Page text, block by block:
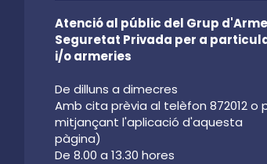
Atenció al públic del Grup
Seguretat Privada per a
i/o armeries
De dilluns a dimecres
Amb cita prèvia al telèfon 872012 o
mitjançant l'aplicació d'aquesta
pàgina)
De 8.00 a 13.30 hores